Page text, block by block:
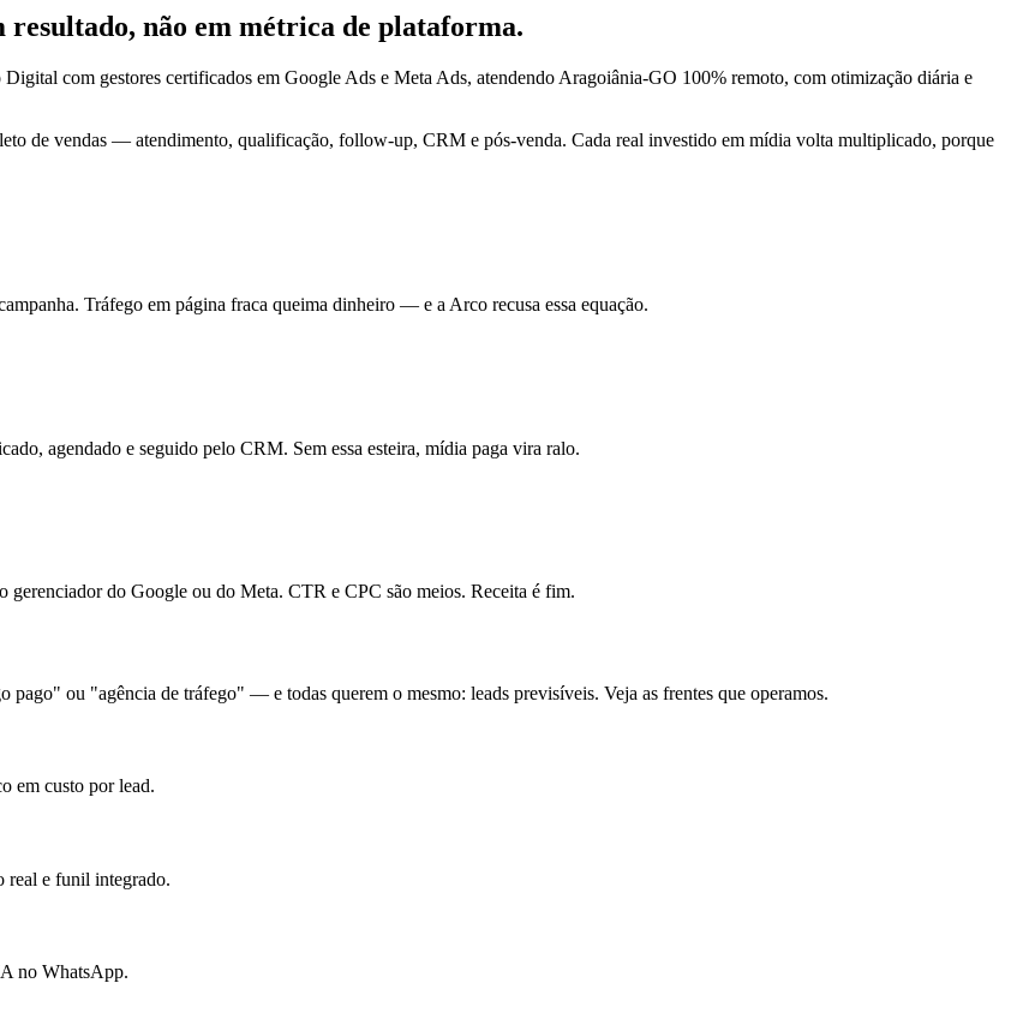
resultado, não em métrica de plataforma.
com gestores certificados em Google Ads e Meta Ads, atendendo Aragoiânia-GO 100% remoto, com otimização diária e
de vendas — atendimento, qualificação, follow-up, CRM e pós-venda. Cada real investido em mídia volta multiplicado, porque
Tráfego em página fraca queima dinheiro — e a Arco recusa essa equação.
agendado e seguido pelo CRM. Sem essa esteira, mídia paga vira ralo.
do Google ou do Meta. CTR e CPC são meios. Receita é fim.
ou "agência de tráfego" — e todas querem o mesmo: leads previsíveis. Veja as frentes que operamos.
em custo por lead.
real e funil integrado.
no WhatsApp.